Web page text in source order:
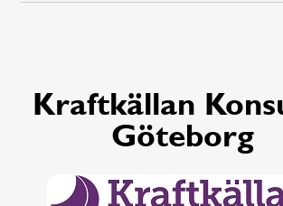
Kraftkällan
Göteborg